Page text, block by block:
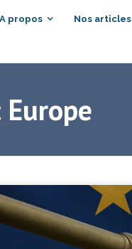
A propos Nos articles
Europe